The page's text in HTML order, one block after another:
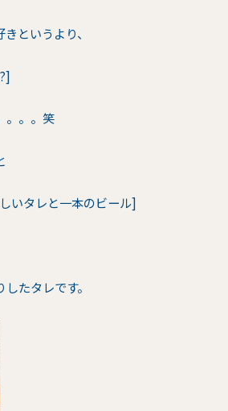
というより、
。。。笑
いタレと一本のビール]
たタレです。